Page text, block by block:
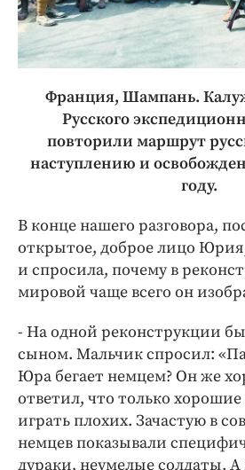
Франция, Шампань.
Русского
повторили маршрут
наступлению и
году.
В конце нашего разговора,
открытое, доброе лицо
и спросила, почему в
мировой чаще всего он
- На одной реконструкции
сыном. Мальчик спросил:
Юра бегает немцем? Он же
ответил, что только
играть плохих. Зачастую в
немцев показывали
дураки, неумелые солдаты. А